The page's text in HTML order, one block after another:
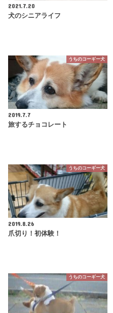
2021.7.20
犬のシニアライフ
うちのコーギー犬
2019.7.7
旅するチョコレート
うちのコーギー犬
2019.8.26
爪切り！初体験！
うちのコーギー犬